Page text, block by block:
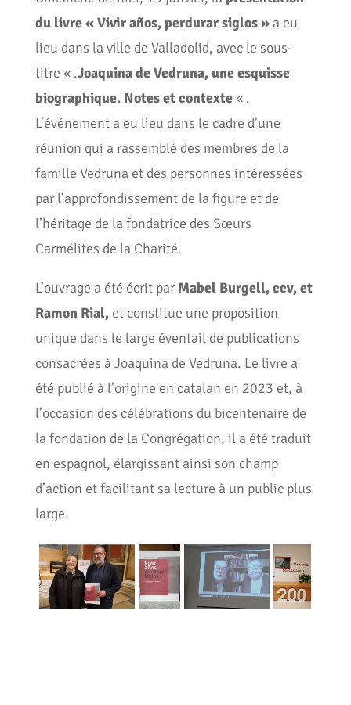
du livre « Vivir años, perdurar siglos »a eu
lieu dans la ville de Valladolid, avec le sous-
titre « .Joaquina de Vedruna, une esquisse
biographique. Notes et contexte« .
L’événement a eu lieu dans le cadre d’une
réunion qui a rassemblé des membres de la
famille Vedruna et des personnes intéressées
par l’approfondissement de la figure et de
l’héritage de la fondatrice des Sœurs
Carmélites de la Charité.
L’ouvrage a été écrit par Mabel Burgell, ccv, et
Ramon Rial,et constitue une proposition
unique dans le large éventail de publications
consacrées à Joaquina de Vedruna. Le livre a
été publié à l’origine en catalan en 2023 et, à
l’occasion des célébrations du bicentenaire de
la fondation de la Congrégation, il a été traduit
en espagnol, élargissant ainsi son champ
d’action et facilitant sa lecture à un public plus
large.